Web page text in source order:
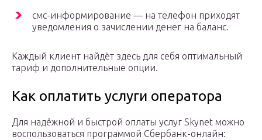
смс-информирование — на телефон приходят
уведомления о зачислении денег на баланс.
Каждый клиент найдёт здесь для себя оптимальный
тариф и дополнительные опции.
Как оплатить услуги оператора
Для надёжной и быстрой оплаты услуг Skynet можно
воспользоваться программой Сбербанк-онлайн: